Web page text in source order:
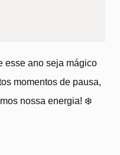
esse ano seja mágico
momentos de pausa,
nossa energia! ❄️